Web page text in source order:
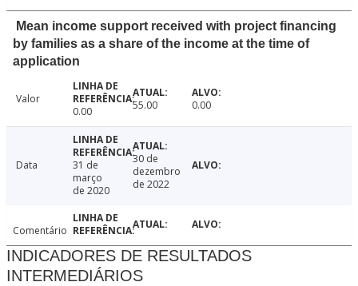
Mean income support received with project financing
by families as a share of the income at the time of
application
Valor
0.00
55.00 0.00
Data
31 de
março
de 2020
30 de
dezembro
de 2022
Comentário
INDICADORES DE RESULTADOS
INTERMEDIÁRIOS